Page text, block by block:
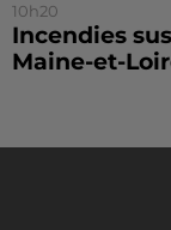
10h20
Incendies
Maine-et-